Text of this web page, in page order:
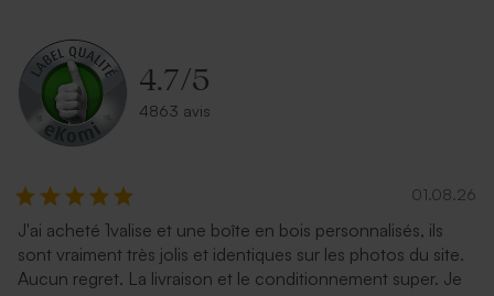
Carrément rouge
Enveloppe recyclée mariage
carrée
4.7/5
4863 avis
01.08.26
J'ai acheté 1valise et une boîte en bois personnalisés, ils
sont vraiment très jolis et identiques sur les photos du site.
Aucun regret. La livraison et le conditionnement super. Je